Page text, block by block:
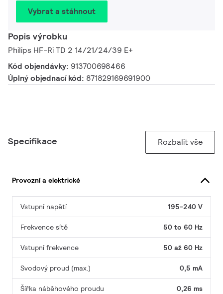
Vybrat a stáhnout
Popis výrobku
Philips HF-Ri TD 2 14/21/24/39 E+
Kód objendávky: 913700698466
Úplný objednací kód: 871829169691900
Specifikace Rozbalit vše
Provozní a elektrické
Vstupní napětí 195-240 V
Frekvence sítě 50 to 60 Hz
Vstupní frekvence 50 až 60 Hz
Svodový proud (max.) 0,5 mA
Šířka náběhového proudu 0,26 ms